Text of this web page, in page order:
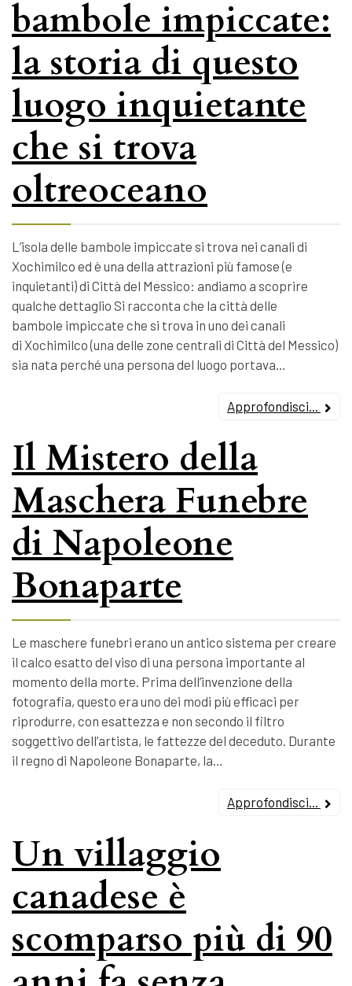
bambole impiccate:
la storia di questo
luogo inquietante
che si trova
oltreoceano
L’isola delle bambole impiccate si trova nei canali di
Xochimilco ed è una della attrazioni più famose (e
inquietanti) di Città del Messico: andiamo a scoprire
qualche dettaglio Si racconta che la città delle
bambole impiccate che si trova in uno dei canali
di Xochimilco (una delle zone centrali di Città del Messico)
sia nata perché una persona del luogo portava…
Approfondisci...
Il Mistero della
Maschera Funebre
di Napoleone
Bonaparte
Le maschere funebri erano un antico sistema per creare
il calco esatto del viso di una persona importante al
momento della morte. Prima dell’invenzione della
fotografia, questo era uno dei modi più efficaci per
riprodurre, con esattezza e non secondo il filtro
soggettivo dell’artista, le fattezze del deceduto. Durante
il regno di Napoleone Bonaparte, la…
Approfondisci...
Un villaggio
canadese è
scomparso più di 90